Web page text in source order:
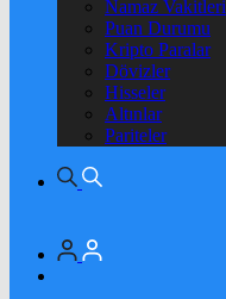
Namaz Vakitleri
Puan Durumu
Kripto Paralar
Dövizler
Hisseler
Altınlar
Pariteler